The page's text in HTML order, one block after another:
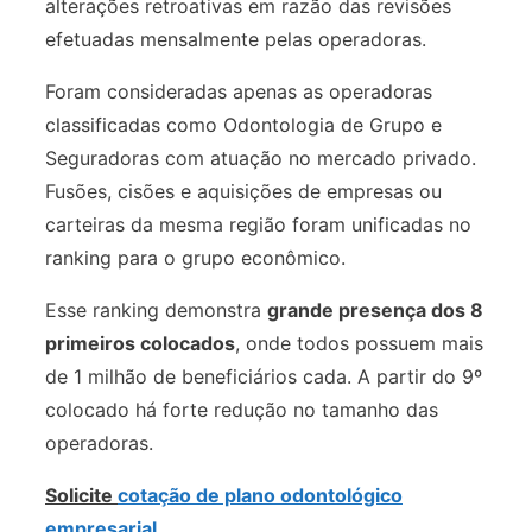
alterações retroativas em razão das revisões
efetuadas mensalmente pelas operadoras.
Foram consideradas apenas as operadoras
classificadas como Odontologia de Grupo e
Seguradoras com atuação no mercado privado.
Fusões, cisões e aquisições de empresas ou
carteiras da mesma região foram unificadas no
ranking para o grupo econômico.
Esse ranking demonstra grande presença dos 8
primeiros colocados, onde todos possuem mais
de 1 milhão de beneficiários cada. A partir do 9º
colocado há forte redução no tamanho das
operadoras.
Solicite cotação de plano odontológico